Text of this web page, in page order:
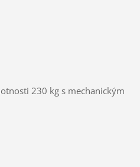
230 kg s mechanickým